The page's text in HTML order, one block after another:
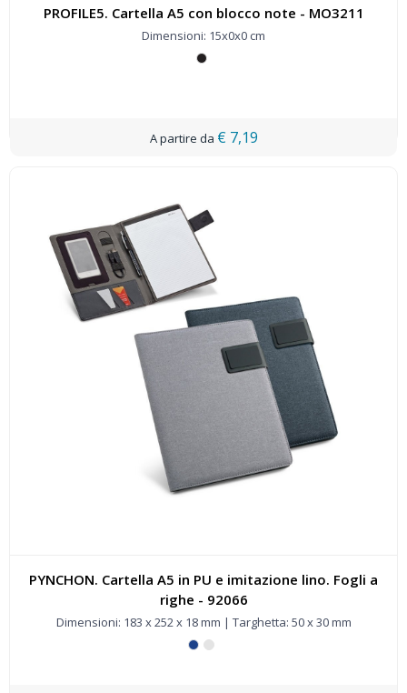
PROFILE5. Cartella A5 con blocco note - MO3211
Dimensioni: 15x0x0 cm
€ 7,19
PYNCHON. Cartella A5 in PU e imitazione lino. Fogli a
righe - 92066
Dimensioni: 183 x 252 x 18 mm | Targhetta: 50 x 30 mm